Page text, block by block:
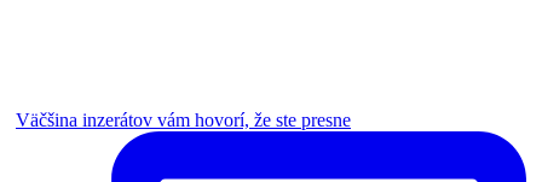
Väčšina inzerátov vám hovorí, že ste presne